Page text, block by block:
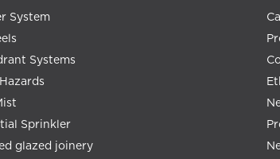
System
Systems
Sprinkler
glazed joinery